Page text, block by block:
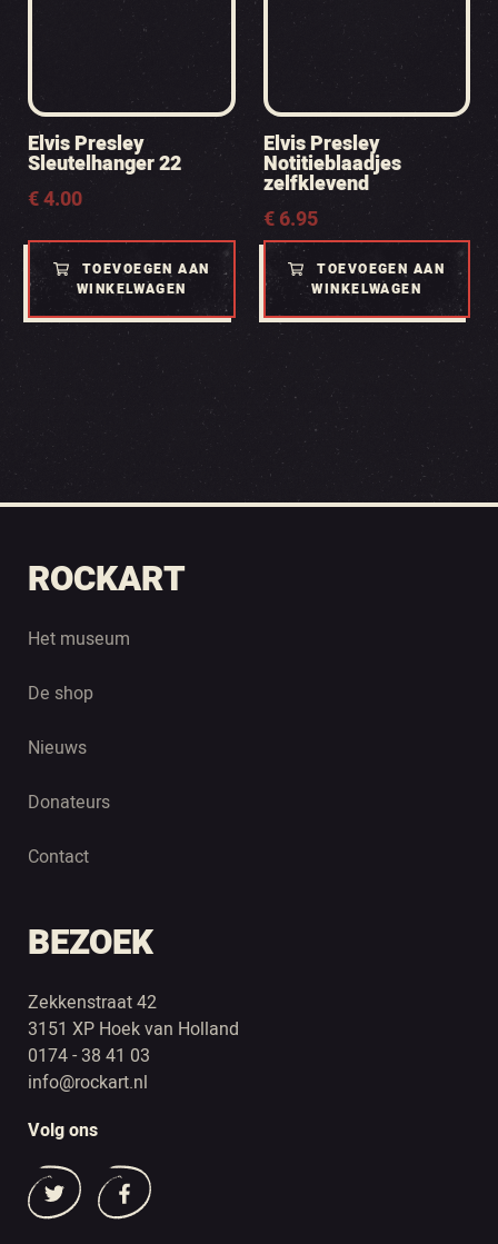
Elvis Presley
Sleutelhanger 22
€4.00
TOEVOEGEN AAN
WINKELWAGEN
Elvis Presley
Notitieblaadjes
zelfklevend
€6.95
TOEVOEGEN AAN
WINKELWAGEN
ROCKART
Het museum
De shop
Nieuws
Donateurs
Contact
BEZOEK
Zekkenstraat 42
3151 XP Hoek van Holland
0174 - 38 41 03
info@rockart.nl
Volg ons